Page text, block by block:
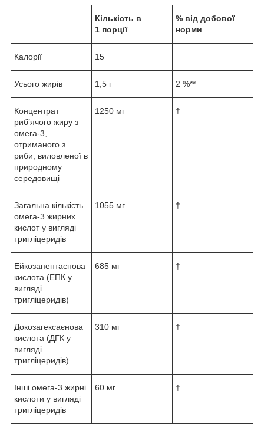
Кількість в
1 порції
% від добової
норми
Калорії 15
Усього жирів 1,5 г 2 %**
Концентрат
риб’ячого жиру з
омега-3,
отриманого з
риби, виловленої ​​в
природному
середовищі
1250 мг †
Загальна кількість
омега-3 жирних
кислот у вигляді
тригліцеридів
1055 мг †
Ейкозапентаєнова
кислота (ЕПК у
вигляді
тригліцеридів)
685 мг †
Докозагексаєнова
кислота (ДГК у
вигляді
тригліцеридів)
310 мг †
Інші омега-3 жирні
кислоти у вигляді
тригліцеридів
60 мг †